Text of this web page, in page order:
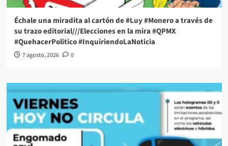
Échale una miradita al cartón de #Luy #Monero a través de
su trazo editorial///Elecciones en la mira #QPMX
#QuehacerPolitico #InquiriendoLaNoticia
7 agosto, 2026 0